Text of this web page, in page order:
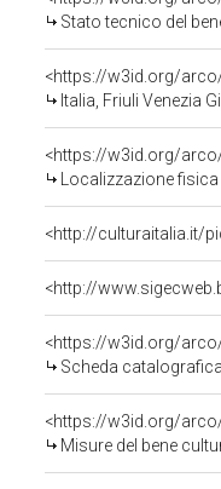
Stato tecnico del
<https://w3id.org/
Italia, Friuli Venezia
<https://w3id.org/
Localizzazione
<http://culturaitalia.it/
<http://
<https://w3id.org/
Scheda
<https://w3id.org/
Misure del bene